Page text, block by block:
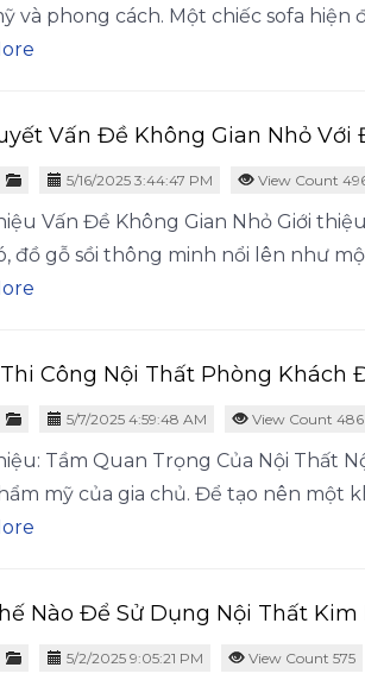
và phong cách. Một chiếc sofa hiện
Vấn Đề Không Gian Nhỏ Với
5/16/2025 3:44:47 PM View Count
Vấn Đề Không Gian Nhỏ Giới
đồ gỗ sồi thông minh nổi lên như
Công Nội Thất Phòng Khách
5/7/2025 4:59:48 AM View Count 486
Tầm Quan Trọng Của Nội Thất
mỹ của gia chủ. Để tạo nên một
Nào Để Sử Dụng Nội Thất Kim
5/2/2025 9:05:21 PM View Count 575